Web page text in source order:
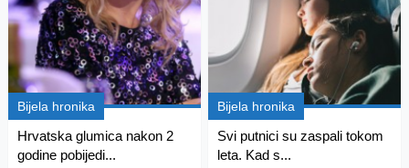
Bijela hronika
Hrvatska glumica nakon 2
godine pobijedi...
Bijela hronika
Svi putnici su zaspali tokom
leta. Kad s...